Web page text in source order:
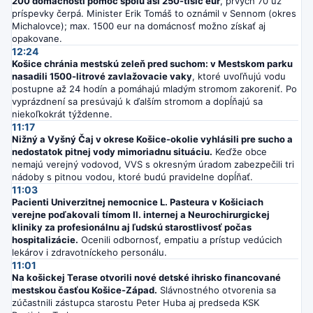
príspevky čerpá. Minister Erik Tomáš to oznámil v Sennom (okres
Michalovce); max. 1500 eur na domácnosť možno získať aj
opakovane.
12:24
Košice chránia mestskú zeleň pred suchom: v Mestskom parku
nasadili 1500-litrové zavlažovacie vaky, ktoré uvoľňujú vodu
postupne až 24 hodín a pomáhajú mladým stromom zakoreniť. Po
vyprázdnení sa presúvajú k ďalším stromom a dopĺňajú sa
niekoľkokrát týždenne.
11:17
Nižný a Vyšný Čaj v okrese Košice-okolie vyhlásili pre sucho a
nedostatok pitnej vody mimoriadnu situáciu. Keďže obce
nemajú verejný vodovod, VVS s okresným úradom zabezpečili tri
nádoby s pitnou vodou, ktoré budú pravidelne dopĺňať.
11:03
Pacienti Univerzitnej nemocnice L. Pasteura v Košiciach
verejne poďakovali tímom II. internej a Neurochirurgickej
kliniky za profesionálnu aj ľudskú starostlivosť počas
hospitalizácie. Ocenili odbornosť, empatiu a prístup vedúcich
lekárov i zdravotníckeho personálu.
11:01
Na košickej Terase otvorili nové detské ihrisko financované
mestskou časťou Košice-Západ. Slávnostného otvorenia sa
zúčastnili zástupca starostu Peter Huba aj predseda KSK